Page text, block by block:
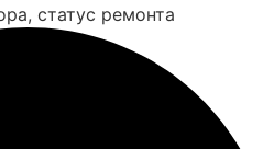
статус ремонта